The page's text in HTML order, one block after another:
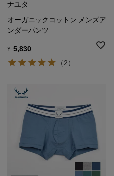
ナユタ
オーガニックコットン メンズア
ンダーパンツ
¥ 5,830
（2）